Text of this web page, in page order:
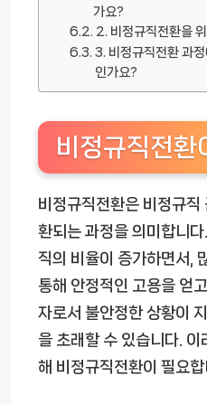
가요?
2. 비정규직전환을
3. 비정규직전환 과
인가요?
비정규직전환
비정규직전환은 비정규직
환되는 과정을 의미합니
직의 비율이 증가하면서,
통해 안정적인 고용을 얻
자로서 불안정한 상황이
을 초래할 수 있습니다. 이
해 비정규직전환이 필요합